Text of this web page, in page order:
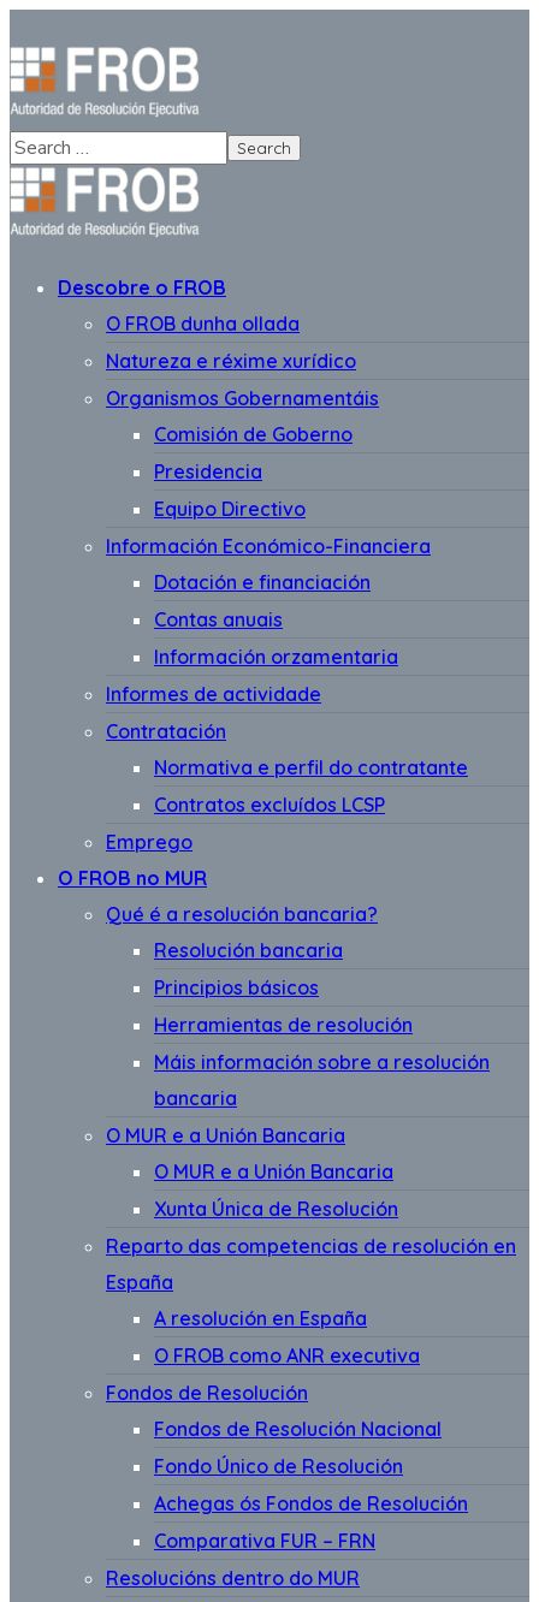
Descobre o FROB
O FROB dunha ollada
Natureza e réxime xurídico
Organismos Gobernamentáis
Comisión de Goberno
Presidencia
Equipo Directivo
Información Económico-Financiera
Dotación e financiación
Contas anuais
Información orzamentaria
Informes de actividade
Contratación
Normativa e perfil do contratante
Contratos excluídos LCSP
Emprego
O FROB no MUR
Qué é a resolución bancaria?
Resolución bancaria
Principios básicos
Herramientas de resolución
Máis información sobre a resolución
bancaria
O MUR e a Unión Bancaria
O MUR e a Unión Bancaria
Xunta Única de Resolución
Reparto das competencias de resolución en
España
A resolución en España
O FROB como ANR executiva
Fondos de Resolución
Fondos de Resolución Nacional
Fondo Único de Resolución
Achegas ós Fondos de Resolución
Comparativa FUR – FRN
Resolucións dentro do MUR